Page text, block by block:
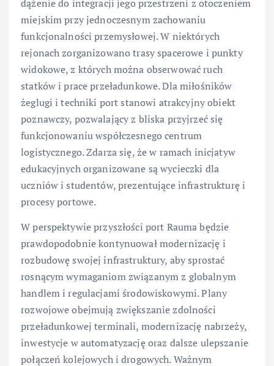
dążenie do integracji jego przestrzeni z otoczeniem
miejskim przy jednoczesnym zachowaniu
funkcjonalności przemysłowej. W niektórych
rejonach zorganizowano trasy spacerowe i punkty
widokowe, z których można obserwować ruch
statków i prace przeładunkowe. Dla miłośników
żeglugi i techniki port stanowi atrakcyjny obiekt
poznawczy, pozwalający z bliska przyjrzeć się
funkcjonowaniu współczesnego centrum
logistycznego. Zdarza się, że w ramach inicjatyw
edukacyjnych organizowane są wycieczki dla
uczniów i studentów, prezentujące infrastrukturę i
procesy portowe.
W perspektywie przyszłości port Rauma będzie
prawdopodobnie kontynuował modernizację i
rozbudowę swojej infrastruktury, aby sprostać
rosnącym wymaganiom związanym z globalnym
handlem i regulacjami środowiskowymi. Plany
rozwojowe obejmują zwiększanie zdolności
przeładunkowej terminali, modernizację nabrzeży,
inwestycje w automatyzację oraz dalsze ulepszanie
połączeń kolejowych i drogowych. Ważnym